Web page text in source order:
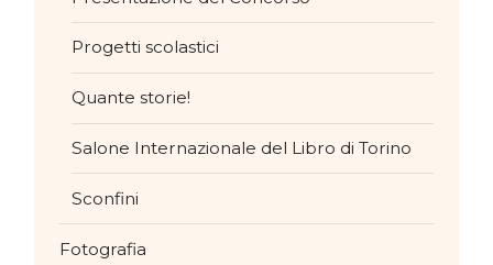
Progetti scolastici
Quante storie!
Salone Internazionale del Libro di Torino
Sconfini
Fotografia